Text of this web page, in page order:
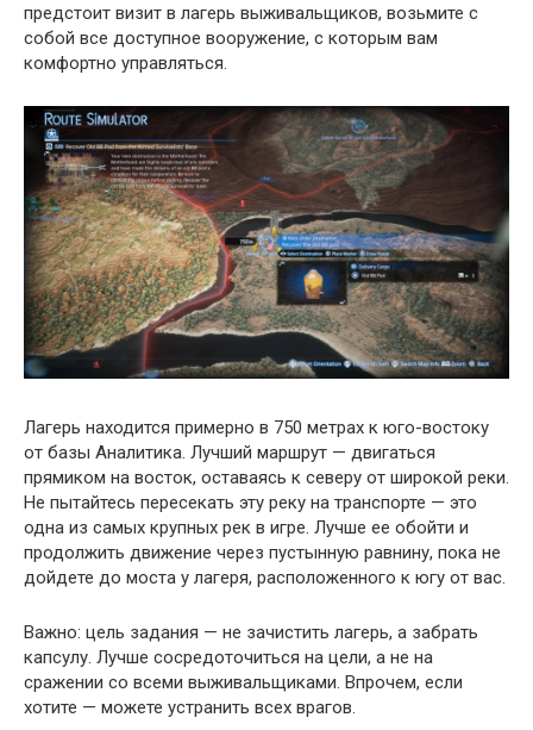
предстоит визит в лагерь выживальщиков, возьмите с
собой все доступное вооружение, с которым вам
комфортно управляться.
Лагерь находится примерно в 750 метрах к юго-востоку
от базы Аналитика. Лучший маршрут — двигаться
прямиком на восток, оставаясь к северу от широкой реки.
Не пытайтесь пересекать эту реку на транспорте — это
одна из самых крупных рек в игре. Лучше ее обойти и
продолжить движение через пустынную равнину, пока не
дойдете до моста у лагеря, расположенного к югу от вас.
Важно: цель задания — не зачистить лагерь, а забрать
капсулу. Лучше сосредоточиться на цели, а не на
сражении со всеми выживальщиками. Впрочем, если
хотите — можете устранить всех врагов.